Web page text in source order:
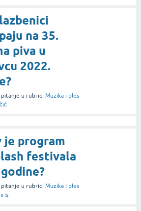
na 35.
piva u
2022.
pitanje u rubrici Muzika i ples
je program
festivala
pitanje u rubrici Muzika i ples